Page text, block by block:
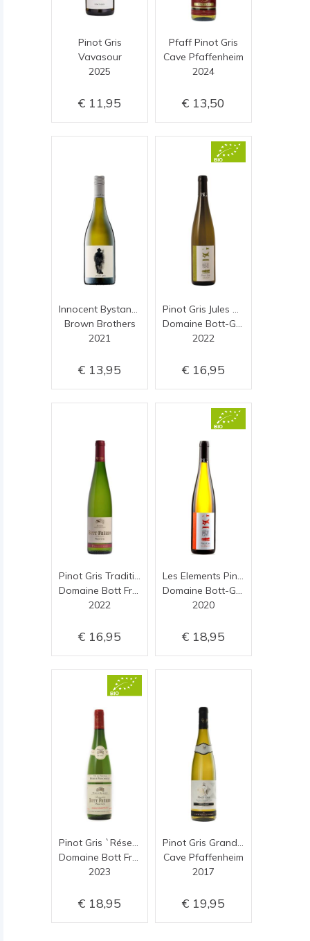
Pinot Gris
Vavasour
2025
11,95
Pfaff Pinot Gris
Cave Pfaffenheim
2024
13,50
Brown Brothers
2021
13,95
2022
16,95
2022
16,95
2020
18,95
2023
18,95
Cave Pfaffenheim
2017
19,95